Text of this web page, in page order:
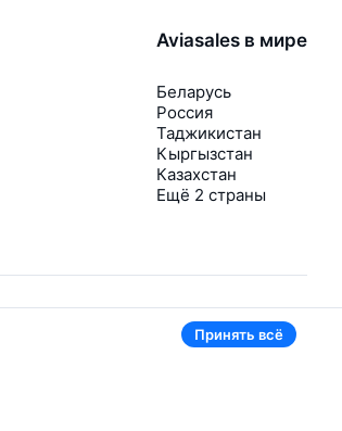
Aviasales в мире
Беларусь
Россия
Таджикистан
Кыргызстан
Казахстан
Ещё 2 страны
Принять всё